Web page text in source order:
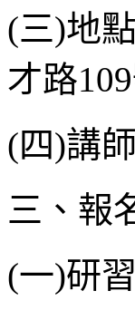
(三)地
才路
(四)講
三、報
(一)研